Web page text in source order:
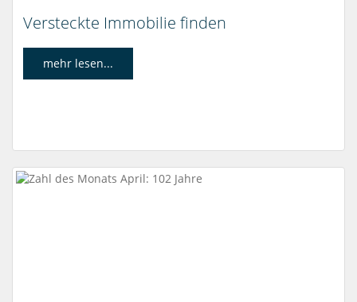
Versteckte Immobilie finden
mehr lesen...